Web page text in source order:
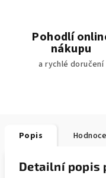
Pohodlí
nákupu
a rychlé doručení
Popis
Detailní popis